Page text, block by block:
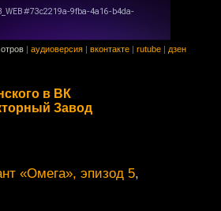
аудиоверсия вконтакте rutube дзен
в ВК
Завод
«Омега», эпизод 5,